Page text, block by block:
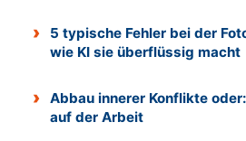
5 typische Fehler bei der
wie KI sie überflüssig macht
Abbau innerer Konflikte
auf der Arbeit